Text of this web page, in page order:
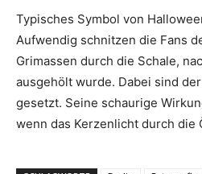
Typisches Symbol von
Aufwendig schnitzen die Fans
Grimassen durch die Schale,
ausgehölt wurde. Dabei sind
gesetzt. Seine schaurige
wenn das Kerzenlicht durch die